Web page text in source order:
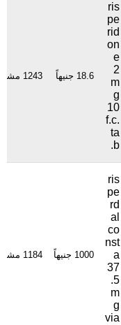
ris
pe
rid
on
e
2
m
g
10
f.c.
ta
b.
18.6 جنيهاً 1243 مشاهدة
ris
pe
rd
al
co
nst
a
37
.5
m
g
via
1000 جنيهاً 1184 مشاهدة